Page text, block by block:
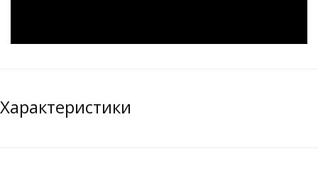
Характеристики